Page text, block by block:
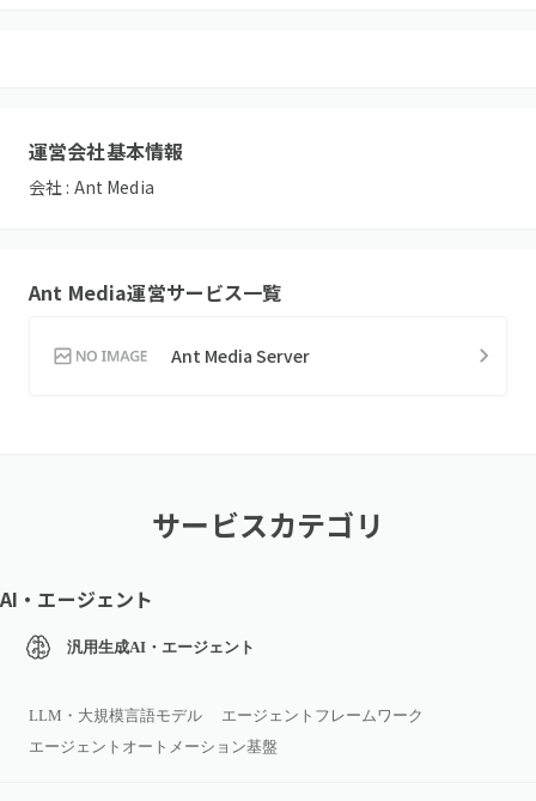
運営会社基本情報
会社 : Ant Media
Ant Media運営サービス一覧
Ant Media Server
サービスカテゴリ
AI・エージェント
汎用生成AI・エージェント
LLM・大規模言語モデル
エージェントフレームワーク
エージェントオートメーション基盤